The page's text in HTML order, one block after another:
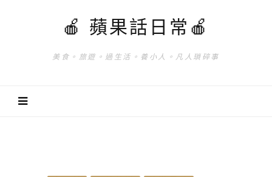
🍎 蘋果話日常🍎
美食。旅遊。過生活。養小人。凡人瑣碎事